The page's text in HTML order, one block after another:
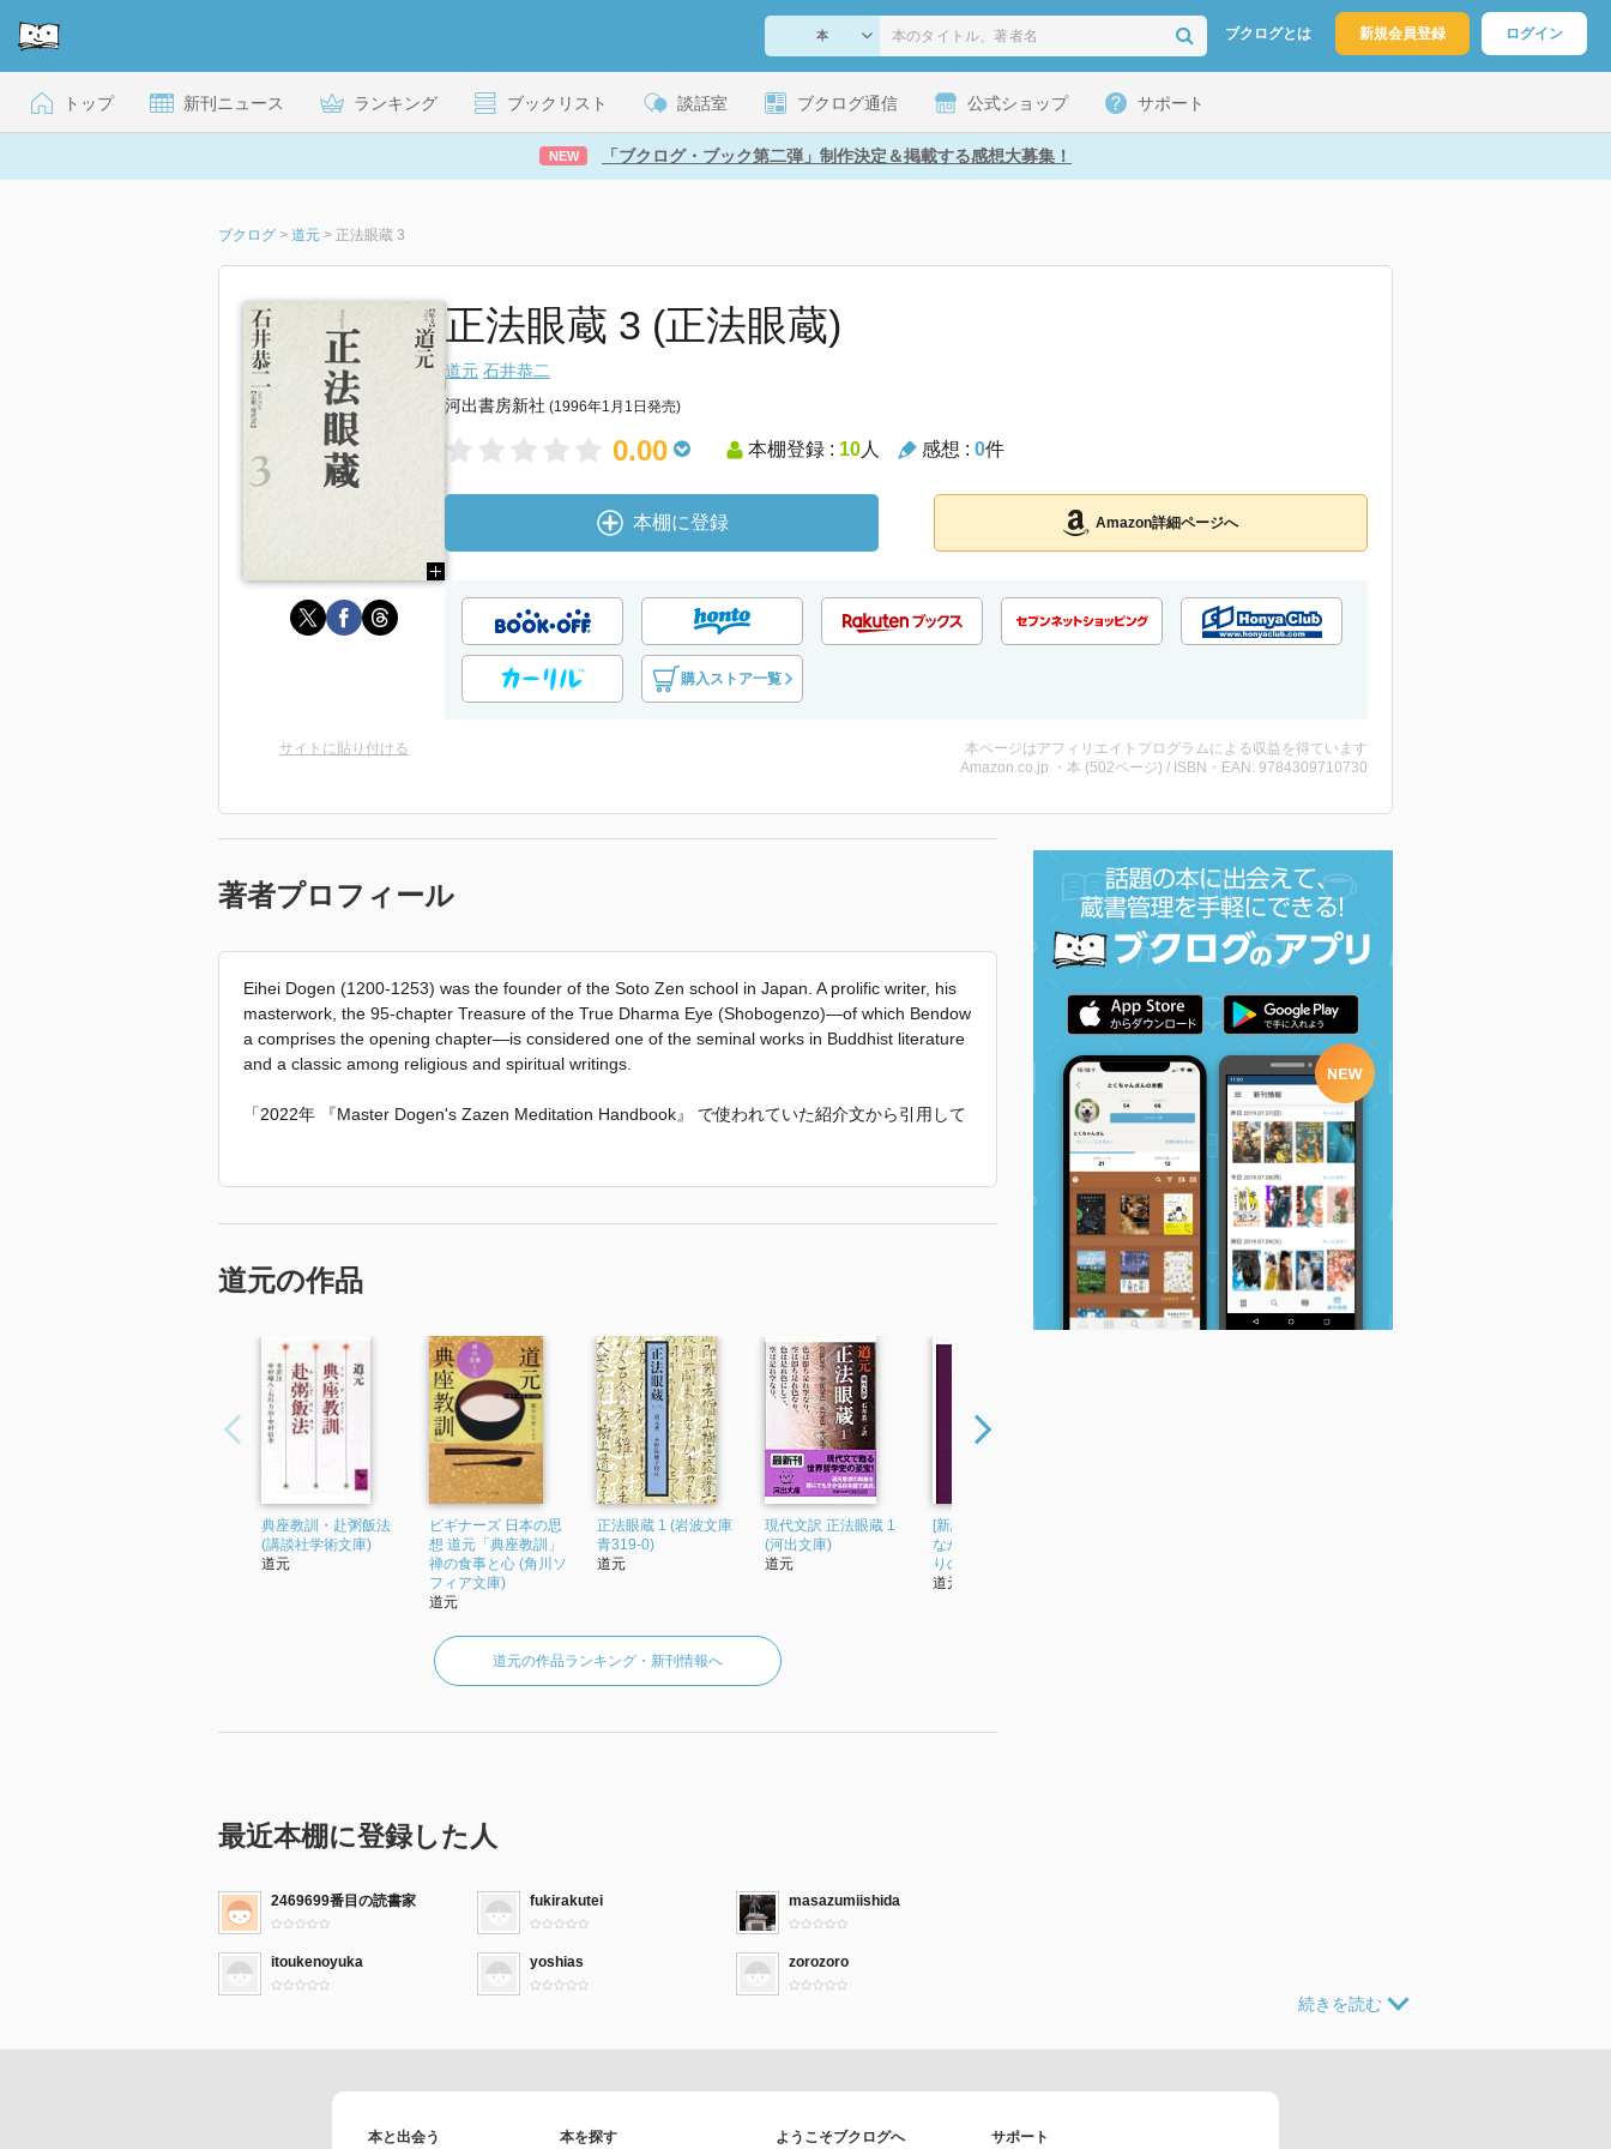
ブクログとは 新規会員登録 ログイン
トップ 新刊ニュース ランキング ブックリスト 談話室 ブクログ通信 公式ショップ サポート
NEW 「ブクログ・ブック第二弾」制作決定＆掲載する感想大募集！
ブクログ > 道元 > 正法眼蔵 3
正法眼蔵 3 (正法眼蔵)
道元 石井恭二
河出書房新社 (1996年1月1日発売)
0.00 本棚登録 : 10人 感想 : 0件
本棚に登録 Amazon詳細ページへ
購入ストア一覧
サイトに貼り付ける
本ページはアフィリエイトプログラムによる収益を得ています
Amazon.co.jp ・本 (502ページ) / ISBN・EAN: 9784309710730
著者プロフィール
Eihei Dogen (1200-1253) was the founder of the Soto Zen school in Japan. A prolific writer, his
masterwork, the 95-chapter Treasure of the True Dharma Eye (Shobogenzo)—of which Bendow
a comprises the opening chapter—is considered one of the seminal works in Buddhist literature
and a classic among religious and spiritual writings.
「2022年 『Master Dogen's Zazen Meditation Handbook』 で使われていた紹介文から引用して
道元の作品
典座教訓・赴粥飯法
(講談社学術文庫)
道元
ビギナーズ 日本の思
想 道元「典座教訓」
禅の食事と心 (角川ソ
フィア文庫)
道元
正法眼蔵 1 (岩波文庫
青319-0)
道元
現代文訳 正法眼蔵 1
(河出文庫)
道元
[新訳]正法眼蔵 迷いの
なかに悟りがあり、悟
りのなかに迷いがある
道元
道元の作品ランキング・新刊情報へ
最近本棚に登録した人
2469699番目の読書家 fukirakutei masazumiishida
itoukenoyuka yoshias zorozoro
本と出会う 本を探す ようこそブクログへ サポート